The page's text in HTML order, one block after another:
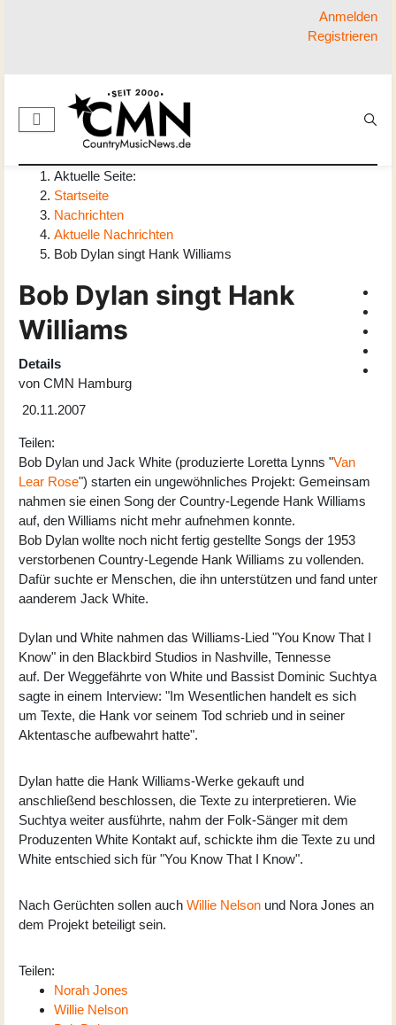
Anmelden
Registrieren
Aktuelle Seite:
Startseite
Nachrichten
Aktuelle Nachrichten
Bob Dylan singt Hank Williams
Bob Dylan singt Hank
Williams
Details
von CMN Hamburg
20.11.2007
Teilen:
Bob Dylan und Jack White (produzierte Loretta Lynns "Van
Lear Rose") starten ein ungewöhnliches Projekt: Gemeinsam
nahmen sie einen Song der Country-Legende Hank Williams
auf, den Williams nicht mehr aufnehmen konnte.
Bob Dylan wollte noch nicht fertig gestellte Songs der 1953
verstorbenen Country-Legende Hank Williams zu vollenden.
Dafür suchte er Menschen, die ihn unterstützen und fand unter
aanderem Jack White.
Dylan und White nahmen das Williams-Lied "You Know That I
Know" in den Blackbird Studios in Nashville, Tennesse
auf. Der Weggefährte von White und Bassist Dominic Suchtya
sagte in einem Interview: "Im Wesentlichen handelt es sich
um Texte, die Hank vor seinem Tod schrieb und in seiner
Aktentasche aufbewahrt hatte".
Dylan hatte die Hank Williams-Werke gekauft und
anschließend beschlossen, die Texte zu interpretieren. Wie
Suchtya weiter ausführte, nahm der Folk-Sänger mit dem
Produzenten White Kontakt auf, schickte ihm die Texte zu und
White entschied sich für "You Know That I Know".
Nach Gerüchten sollen auch Willie Nelson und Nora Jones an
dem Projekt beteiligt sein.
Teilen:
Norah Jones
Willie Nelson